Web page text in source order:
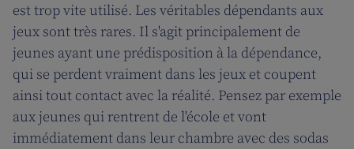
est trop vite utilisé. Les véritables dépendants aux
jeux sont très rares. Il s'agit principalement de
jeunes ayant une prédisposition à la dépendance,
qui se perdent vraiment dans les jeux et coupent
ainsi tout contact avec la réalité. Pensez par exemple
aux jeunes qui rentrent de l'école et vont
immédiatement dans leur chambre avec des sodas